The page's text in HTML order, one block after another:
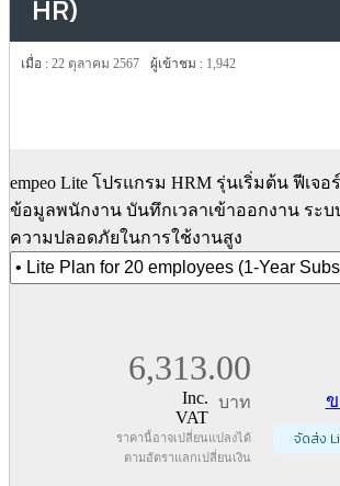
HR)
เมื่อ : 22 ตุลาคม 2567 ผู้เข้าชม : 1,942
empeo Lite โปรแกรม HRM รุ่นเริ่มต้น ฟีเจ
ข้อมูลพนักงาน บันทึกเวลาเข้าออกงาน ระ
ความปลอดภัยในการใช้งานสูง
6,313.00
บาท
Inc.
VAT
ราคานี้อาจเปลี่ยนแปลงได้
ตามอัตราแลกเปลี่ยนเงิน
จัดส่ง